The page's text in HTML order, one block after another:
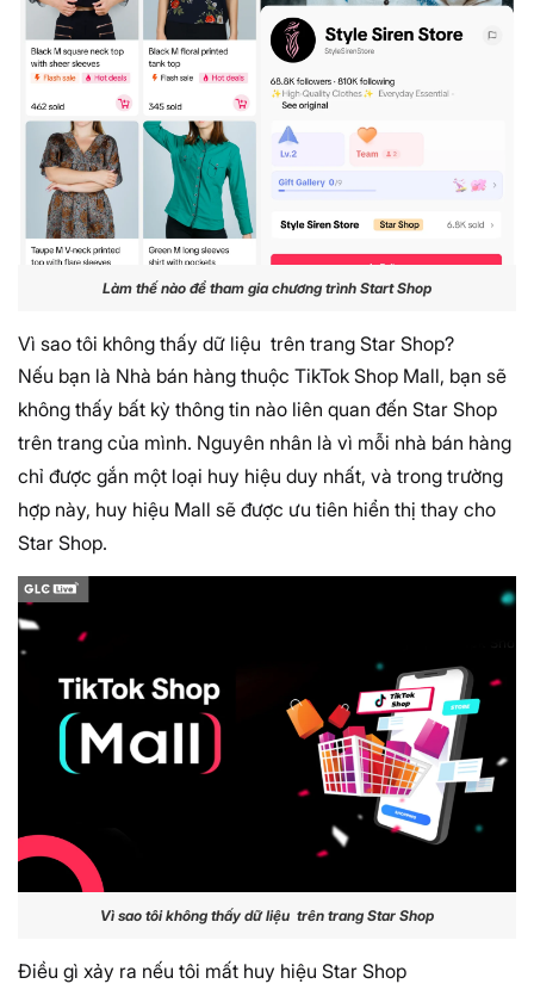
Làm thế nào để tham gia chương trình Start Shop
Vì sao tôi không thấy dữ liệu trên trang Star Shop?
Nếu bạn là Nhà bán hàng thuộc TikTok Shop Mall, bạn sẽ
không thấy bất kỳ thông tin nào liên quan đến Star Shop
trên trang của mình. Nguyên nhân là vì mỗi nhà bán hàng
chỉ được gắn một loại huy hiệu duy nhất, và trong trường
hợp này, huy hiệu Mall sẽ được ưu tiên hiển thị thay cho
Star Shop.
Vì sao tôi không thấy dữ liệu trên trang Star Shop
Điều gì xảy ra nếu tôi mất huy hiệu Star Shop